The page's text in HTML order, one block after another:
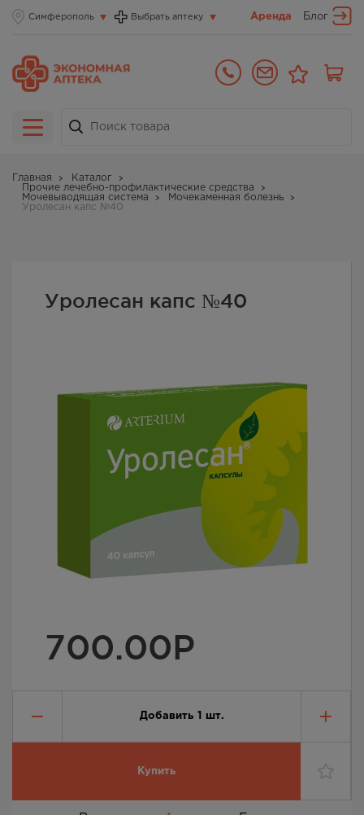
Симферополь Выбрать аптеку Аренда Блог
Главная
Каталог
Прочие лечебно-профилактические средства
Мочевыводящая система
Мочекаменная болезнь
Уролесан капс №40
Уролесан капс №40
700.00Р
Добавить 1 шт.
Купить